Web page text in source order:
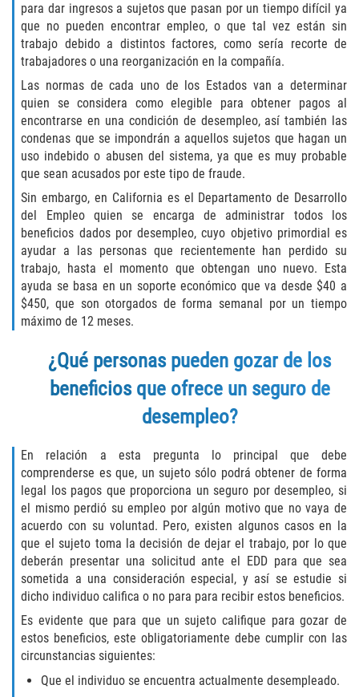
Sello de Registros de Arresto
Petición para Anular una Condena
por Asesinato
Violación de la Libertad Condicional
Conducir Bajo la Influencia de Drogas
(DUID)
Delincuencia Juvenil
Audiencias de Disposición
Audiencias de Detención
Audiencias de Transferencia
Juveniles
Desviación Informal Juvenil
Delitos por los cuales un Menor
puede ser Juzgado como Adulto
División de Justicia Juvenil
Libertad Condicional para Menores
Petición Aceptada
Proyecto de Ley del Senado SB 439
Sello de Registros Juveniles
para dar ingresos a sujetos que pasan por un tiempo difícil ya
que no pueden encontrar empleo, o que tal vez están sin
trabajo debido a distintos factores, como sería recorte de
trabajadores o una reorganización en la compañía.
Las normas de cada uno de los Estados van a determinar
quien se considera como elegible para obtener pagos al
encontrarse en una condición de desempleo, así también las
condenas que se impondrán a aquellos sujetos que hagan un
uso indebido o abusen del sistema, ya que es muy probable
que sean acusados por este tipo de fraude.
Sin embargo, en California es el Departamento de Desarrollo
del Empleo quien se encarga de administrar todos los
beneficios dados por desempleo, cuyo objetivo primordial es
ayudar a las personas que recientemente han perdido su
trabajo, hasta el momento que obtengan uno nuevo. Esta
ayuda se basa en un soporte económico que va desde $40 a
$450, que son otorgados de forma semanal por un tiempo
máximo de 12 meses.
¿Qué personas pueden gozar de los
beneficios que ofrece un seguro de
desempleo?
En relación a esta pregunta lo principal que debe
comprenderse es que, un sujeto sólo podrá obtener de forma
legal los pagos que proporciona un seguro por desempleo, si
el mismo perdió su empleo por algún motivo que no vaya de
acuerdo con su voluntad. Pero, existen algunos casos en la
que el sujeto toma la decisión de dejar el trabajo, por lo que
deberán presentar una solicitud ante el EDD para que sea
sometida a una consideración especial, y así se estudie si
dicho individuo califica o no para para recibir estos beneficios.
Es evidente que para que un sujeto califique para gozar de
estos beneficios, este obligatoriamente debe cumplir con las
circunstancias siguientes:
Que el individuo se encuentra actualmente desempleado.